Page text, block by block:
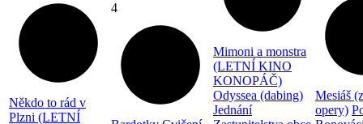
Někdo to rád v
Plzni (LETNÍ
4
Mimoni a monstra
(LETNÍ KINO
KONOPÁČ)
Odyssea (dabing)
Jednání
Mesiáš
opery)